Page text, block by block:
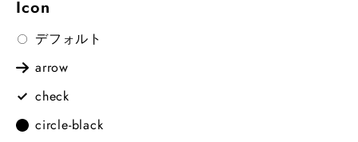
Icon
デフォルト
arrow
check
circle-black